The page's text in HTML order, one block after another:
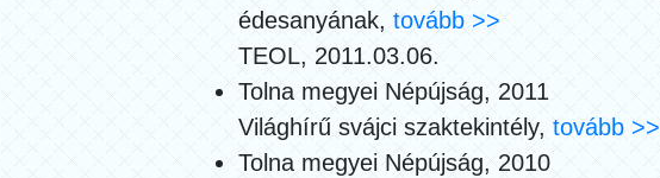
édesanyának, tovább >>
TEOL, 2011.03.06.
Tolna megyei Népújság, 2011
Világhírű svájci szaktekintély, tovább >>
Tolna megyei Népújság, 2010